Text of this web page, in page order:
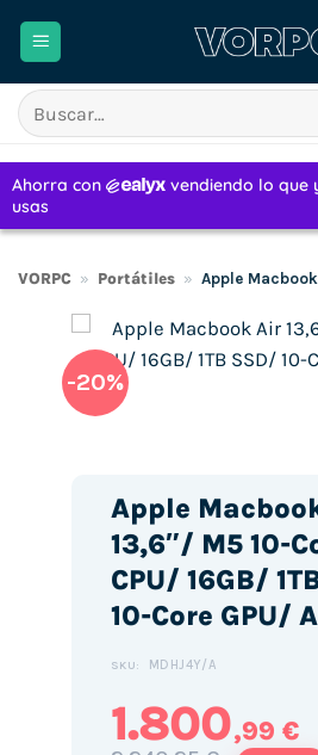
Buscar
por:
VORPC » Portátiles » Apple Macbook
-20%
Apple
13,6″/ M5 10-
CPU/ 16GB/
10-Core GPU/
SKU: MDHJ4Y/A
1.800,99 €